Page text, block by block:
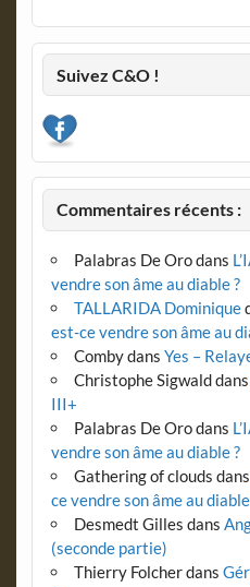
Suivez C&O !
Commentaires récents :
Palabras De Orodans
vendre son âme au diable ?
TALLARIDA Dominique
est-ce vendre son âme au
Combydans Yes –
Christophe Sigwalddans
III+
Palabras De Orodans
vendre son âme au diable ?
Gathering of clouds dans
ce vendre son âme au diable
Desmedt Gilles dans
(seconde partie)
Thierry Folcherdans